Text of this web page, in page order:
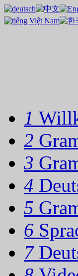
1
2
3
4
5
6
7